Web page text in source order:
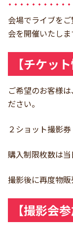
会場でライブを
会を開催いたしま
【チケット
ご希望のお客様
ださい。
２ショット撮影券
購入制限枚数は当
撮影後に再度物販
【撮影会